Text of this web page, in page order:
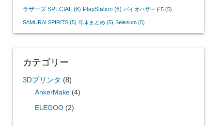
ラザーズ SPECIAL (6) PlayStation (6) バイオハザード5(5)
SAMURAI SPIRITS(5) 年末まとめ(5) Selenium(5)
カテゴリー
3Dプリンタ (8)
AnkerMake(4)
ELEGOO(2)